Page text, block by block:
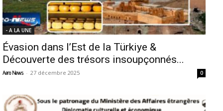
- A LA UNE
Évasion dans l’Est de la Türkiye &
Découverte des trésors insoupçonnés...
Aero News - 27 décembre 2025 0